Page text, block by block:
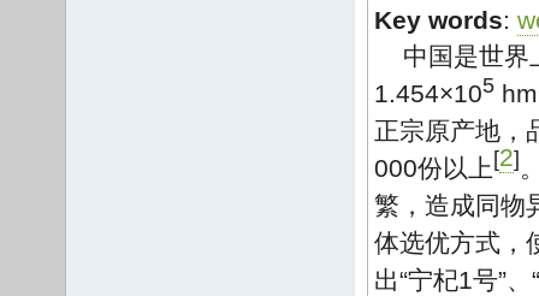
Key words:
中国是世界
1.454×105 hm
正宗原产地，
000份以上 [2]
繁，造成同物
体选优方式，
出“宁杞1号”